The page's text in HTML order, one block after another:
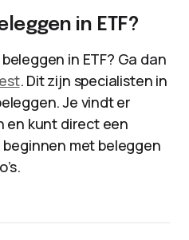
in ETF?
in ETF? Ga dan
. Dit zijn specialisten in
Je vindt er
en kunt direct een
met beleggen